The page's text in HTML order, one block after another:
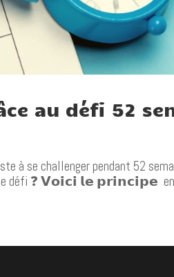
au défi 52
à se challenger pendant 52
ce défi ❓ 𝗩𝗼𝗶𝗰𝗶 𝗹𝗲 𝗽𝗿𝗶𝗻𝗰𝗶𝗽𝗲